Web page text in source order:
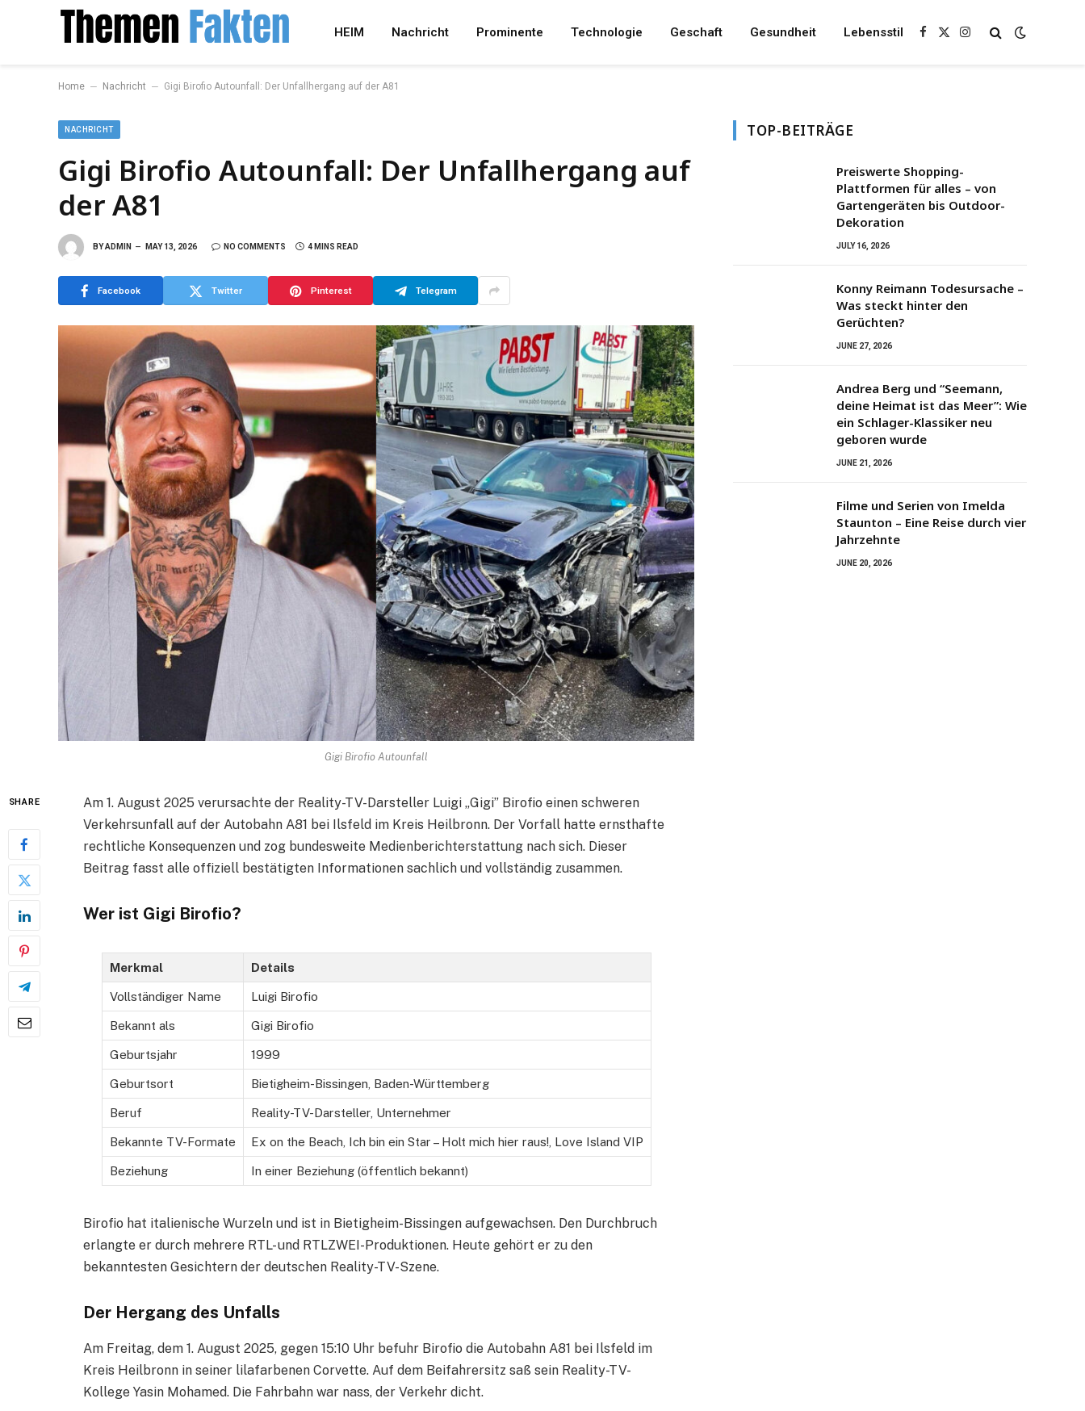
HEIM Nachricht Prominente Technologie Geschaft Gesundheit Lebensstil Facebook
X
Instagram
Home – Nachricht – Gigi Birofio Autounfall: Der Unfallhergang auf der A81
NACHRICHT
Gigi Birofio Autounfall: Der Unfallhergang auf
der A81
BYADMIN MAY 13, 2026 NO COMMENTS 4 MINS READ
Facebook Twitter Pinterest Telegram
Gigi Birofio Autounfall
SHARE
Am 1. August 2025 verursachte der Reality-TV-Darsteller Luigi „Gigi” Birofio einen schweren
Verkehrsunfall auf der Autobahn A81 bei Ilsfeld im Kreis Heilbronn. Der Vorfall hatte ernsthafte
rechtliche Konsequenzen und zog bundesweite Medienberichterstattung nach sich. Dieser
Beitrag fasst alle offiziell bestätigten Informationen sachlich und vollständig zusammen.
Wer ist Gigi Birofio?
Merkmal Details
Vollständiger Name Luigi Birofio
Bekannt als Gigi Birofio
Geburtsjahr 1999
Geburtsort Bietigheim-Bissingen, Baden-Württemberg
Beruf Reality-TV-Darsteller, Unternehmer
Bekannte TV-Formate Ex on the Beach, Ich bin ein Star – Holt mich hier raus!, Love Island VIP
Beziehung In einer Beziehung (öffentlich bekannt)
Birofio hat italienische Wurzeln und ist in Bietigheim-Bissingen aufgewachsen. Den Durchbruch
erlangte er durch mehrere RTL- und RTLZWEI-Produktionen. Heute gehört er zu den
bekanntesten Gesichtern der deutschen Reality-TV-Szene.
Der Hergang des Unfalls
Am Freitag, dem 1. August 2025, gegen 15:10 Uhr befuhr Birofio die Autobahn A81 bei Ilsfeld im
Kreis Heilbronn in seiner lilafarbenen Corvette. Auf dem Beifahrersitz saß sein Reality-TV-
Kollege Yasin Mohamed. Die Fahrbahn war nass, der Verkehr dicht.
TOP-BEITRÄGE
Preiswerte Shopping-
Plattformen für alles – von
Gartengeräten bis Outdoor-
Dekoration
JULY 16, 2026
Konny Reimann Todesursache –
Was steckt hinter den
Gerüchten?
JUNE 27, 2026
Andrea Berg und “Seemann,
deine Heimat ist das Meer”: Wie
ein Schlager-Klassiker neu
geboren wurde
JUNE 21, 2026
Filme und Serien von Imelda
Staunton – Eine Reise durch vier
Jahrzehnte
JUNE 20, 2026